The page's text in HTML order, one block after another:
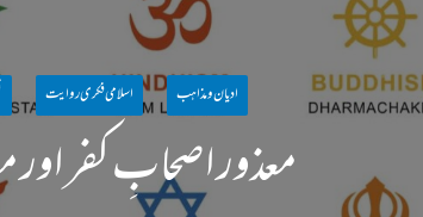
ادیان ومذاہب اسلامی فکری روایت
معذور اصحابِ کفر اور